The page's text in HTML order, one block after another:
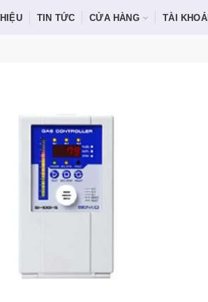
TIN TỨC CỬA HÀNG TÀI